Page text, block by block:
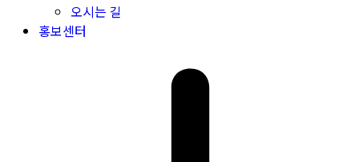
오시는 길
홍보센터